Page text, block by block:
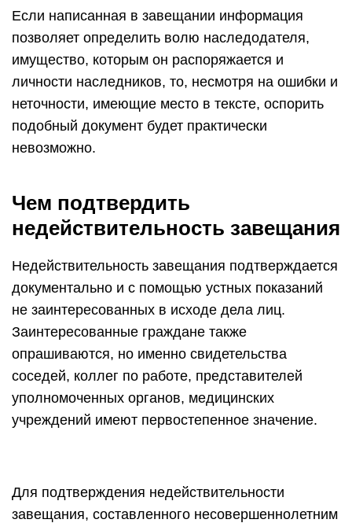
Если написанная в завещании информация
позволяет определить волю наследодателя,
имущество, которым он распоряжается и
личности наследников, то, несмотря на ошибки и
неточности, имеющие место в тексте, оспорить
подобный документ будет практически
невозможно.
Чем подтвердить
недействительность завещания
Недействительность завещания подтверждается
документально и с помощью устных показаний
не заинтересованных в исходе дела лиц.
Заинтересованные граждане также
опрашиваются, но именно свидетельства
соседей, коллег по работе, представителей
уполномоченных органов, медицинских
учреждений имеют первостепенное значение.
Для подтверждения недействительности
завещания, составленного несовершеннолетним